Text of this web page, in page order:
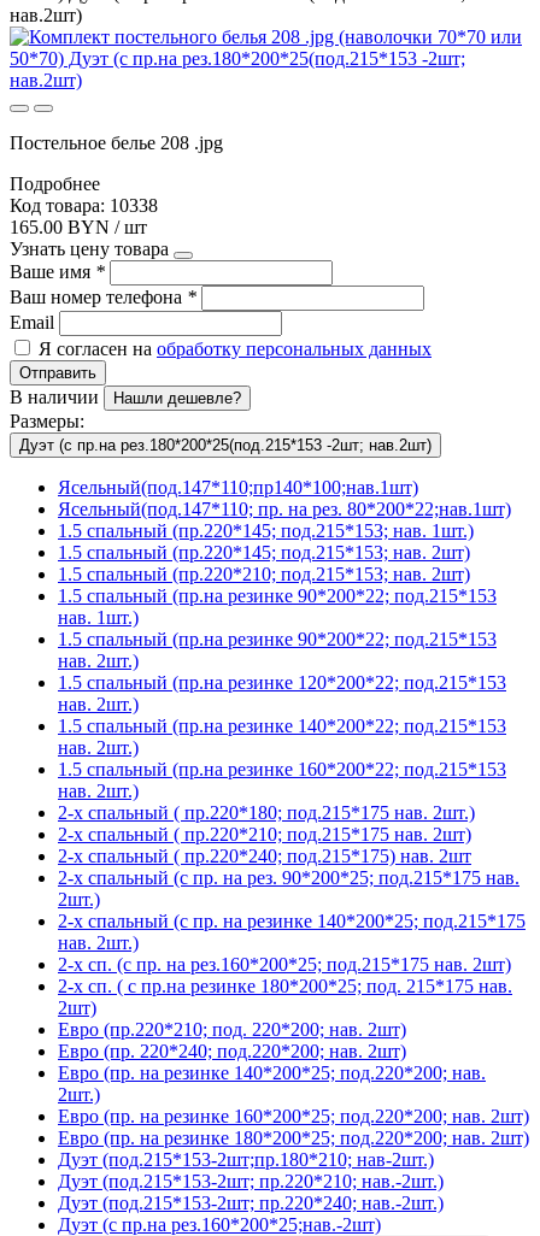
нав.2шт)
Постельное белье 208 .jpg
Подробнее
Код товара: 10338
165.00 BYN / шт
Узнать цену товара
Ваше имя *
Ваш номер телефона *
Email
Я согласен на обработку персональных данных
Отправить
В наличии Нашли дешевле?
Размеры:
Дуэт (с пр.на рез.180*200*25(под.215*153 -2шт; нав.2шт)
Ясельный(под.147*110;пр140*100;нав.1шт)
Ясельный(под.147*110; пр. на рез. 80*200*22;нав.1шт)
1.5 спальный (пр.220*145; под.215*153; нав. 1шт.)
1.5 спальный (пр.220*145; под.215*153; нав. 2шт)
1.5 спальный (пр.220*210; под.215*153; нав. 2шт)
1.5 спальный (пр.на резинке 90*200*22; под.215*153
нав. 1шт.)
1.5 спальный (пр.на резинке 90*200*22; под.215*153
нав. 2шт.)
1.5 спальный (пр.на резинке 120*200*22; под.215*153
нав. 2шт.)
1.5 спальный (пр.на резинке 140*200*22; под.215*153
нав. 2шт.)
1.5 спальный (пр.на резинке 160*200*22; под.215*153
нав. 2шт.)
2-х спальный ( пр.220*180; под.215*175 нав. 2шт.)
2-х спальный ( пр.220*210; под.215*175 нав. 2шт)
2-х спальный ( пр.220*240; под.215*175) нав. 2шт
2-х спальный (с пр. на рез. 90*200*25; под.215*175 нав.
2шт.)
2-х спальный (с пр. на резинке 140*200*25; под.215*175
нав. 2шт.)
2-х сп. (с пр. на рез.160*200*25; под.215*175 нав. 2шт)
2-х сп. ( с пр.на резинке 180*200*25; под. 215*175 нав.
2шт)
Евро (пр.220*210; под. 220*200; нав. 2шт)
Евро (пр. 220*240; под.220*200; нав. 2шт)
Евро (пр. на резинке 140*200*25; под.220*200; нав.
2шт.)
Евро (пр. на резинке 160*200*25; под.220*200; нав. 2шт)
Евро (пр. на резинке 180*200*25; под.220*200; нав. 2шт)
Дуэт (под.215*153-2шт;пр.180*210; нав-2шт.)
Дуэт (под.215*153-2шт; пр.220*210; нав.-2шт.)
Дуэт (под.215*153-2шт; пр.220*240; нав.-2шт.)
Дуэт (с пр.на рез.160*200*25;нав.-2шт)